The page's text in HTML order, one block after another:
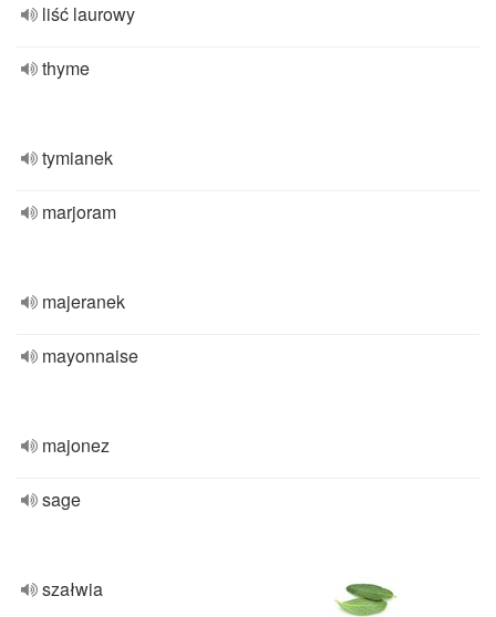
liść laurowy
thyme
tymianek
marjoram
majeranek
mayonnaise
majonez
sage
szałwia